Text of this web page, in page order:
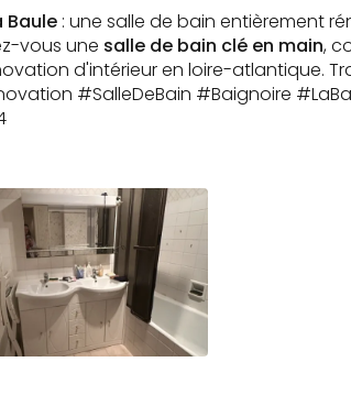
Baule : une salle de bain entièrement
vous une salle de bain clé en main,
d'intérieur en loire-atlantique.
#SalleDeBain #Baignoire